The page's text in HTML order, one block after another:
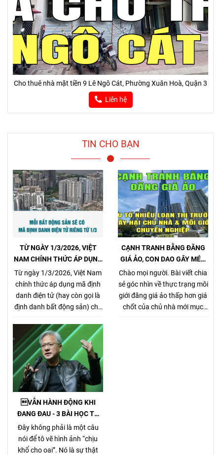
Cho thuê nhà mặt tiền 9 Lê Ngô Cát, Phường Xuân Hoà, Quận 3
Liên hệ
TIN CHO BẠN
TỪ NGÀY 1/3/2026, VIỆT
NAM CHÍNH THỨC ÁP DỤNG
MÃ ĐỊNH DANH BẤT ĐỘNG
SẢN
Từ ngày 1/3/2026, Việt Nam
chính thức áp dụng mã định
danh điện tử (hay còn gọi là
định danh bất động sản) cho
theo Nghị định
357/2025/NĐ-CP (ban hành
ngày 31/12/2025, hiệu lực từ
1/3/2026) về xây dựng, quản
lý và sử dụng hệ thống thông
tin, cơ sở dữ liệu về nhà ở và
thị trường bất động sản.
CẠNH TRANH BẰNG ĐĂNG
GIÁ ẢO, CON DAO GÂY MÉO
MÓ THỊ TRƯỜNG, GÂY HẠI
CHỦ NHÀ VÀ NHÀ MÔI GIỚI
CHÂN CHÍNH
Chào mọi người. Bài viết chia
sẻ góc nhìn về thực trạng môi
giới đăng giá ảo thấp hơn giá
chốt của chủ nhà mới mục
VẪN HÀNH ĐỘNG KHI
ĐANG ĐAU - 3 BÀI HỌC TỪ
TỶ PHÚ JENSEN HUANG
Đây không phải là một câu
nói để tô vẽ hình ảnh “chịu
khổ cho oai”. Nó là sự thật